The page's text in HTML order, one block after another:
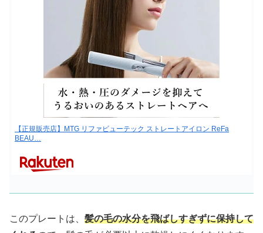
【正規販売店】MTG リファビューテック ストレートアイロン ReFa
BEAU…
このプレートは、 髪の毛の水分を飛ばしすぎずに保持して